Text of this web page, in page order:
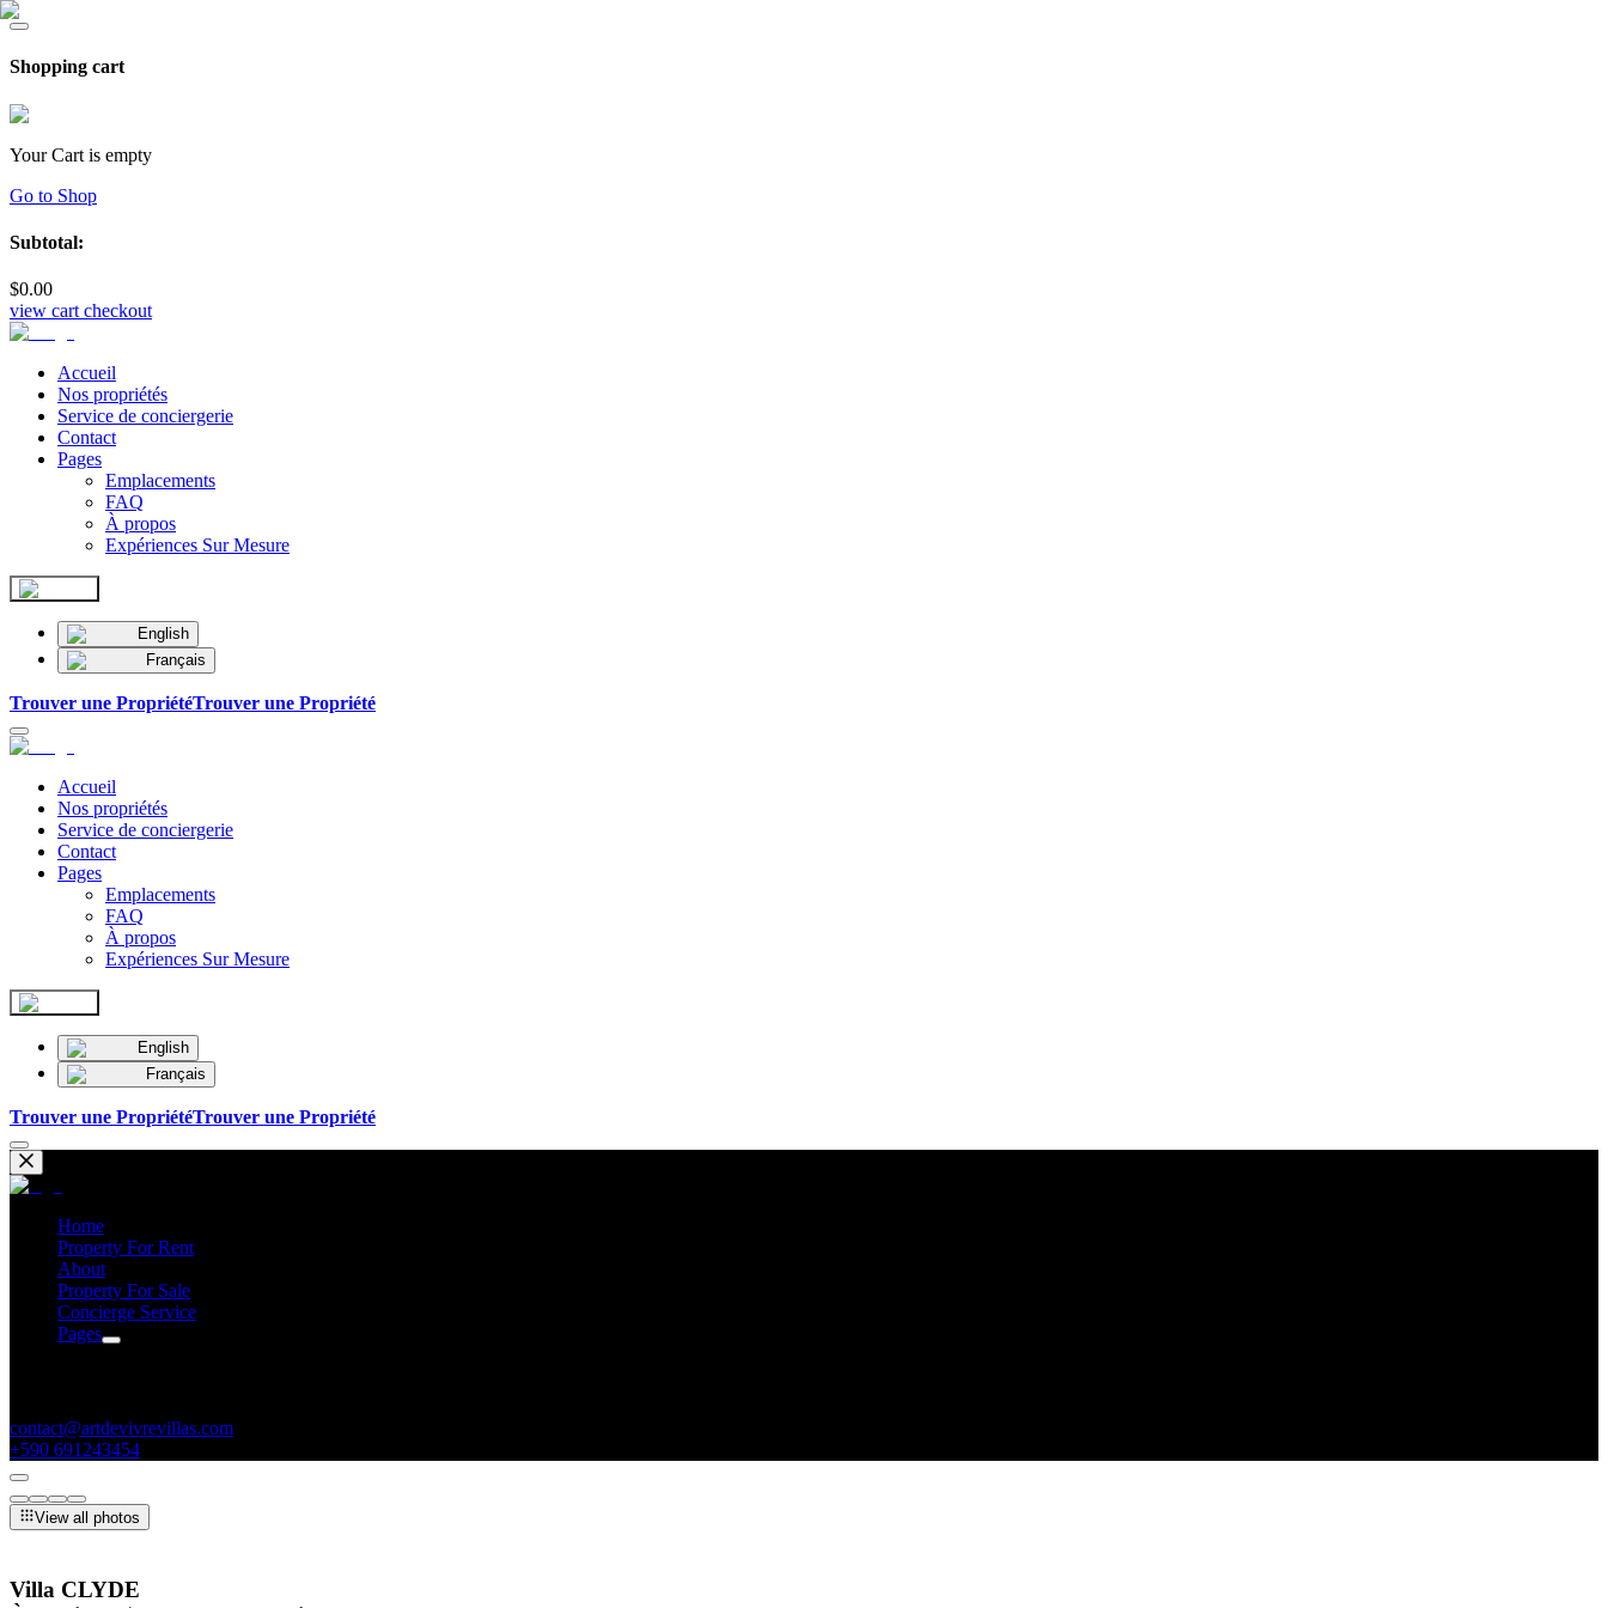
Shopping cart
Your Cart is empty
Go to Shop
Subtotal:
$0.00
view cart checkout
Accueil
Nos propriétés
Service de conciergerie
Contact
Pages
Emplacements
FAQ
À propos
Expériences Sur Mesure
English
Français
Trouver une PropriétéTrouver une Propriété
Accueil
Nos propriétés
Service de conciergerie
Contact
Pages
Emplacements
FAQ
À propos
Expériences Sur Mesure
English
Français
Trouver une PropriétéTrouver une Propriété
Home
Property For Rent
About
Property For Sale
Concierge Service
Pages
contact@artdevivrevillas.com
+590 691243454
View all photos
Villa CLYDE